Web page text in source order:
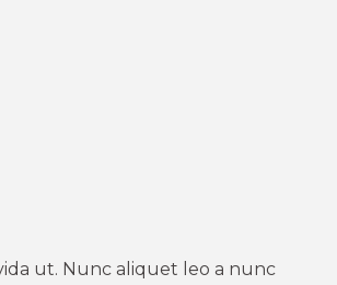
aux favoris
ut. Nunc aliquet leo a nunc